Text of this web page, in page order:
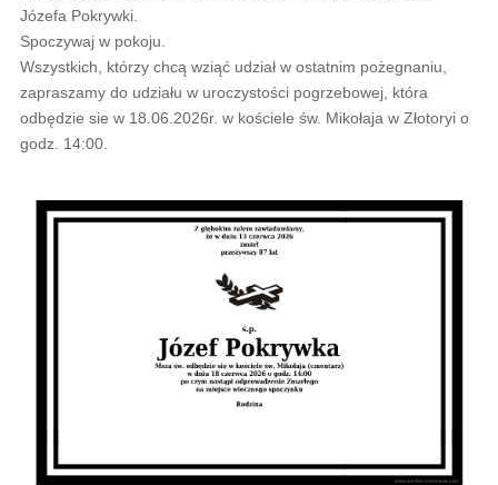
Józefa Pokrywki.
Spoczywaj w pokoju.
Wszystkich, którzy chcą wziąć udział w ostatnim pożegnaniu,
zapraszamy do udziału w uroczystości pogrzebowej, która
odbędzie sie w 18.06.2026r. w kościele św. Mikołaja w Złotoryi o
godz. 14:00.